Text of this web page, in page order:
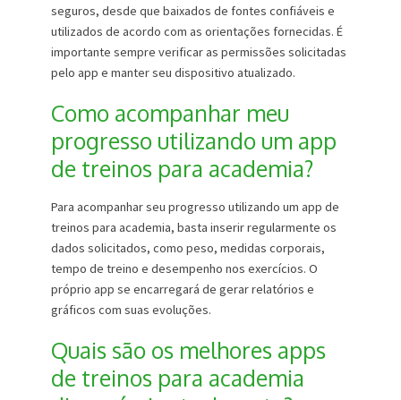
seguros, desde que baixados de fontes confiáveis e
utilizados de acordo com as orientações fornecidas. É
importante sempre verificar as permissões solicitadas
pelo app e manter seu dispositivo atualizado.
Como acompanhar meu
progresso utilizando um app
de treinos para academia?
Para acompanhar seu progresso utilizando um app de
treinos para academia, basta inserir regularmente os
dados solicitados, como peso, medidas corporais,
tempo de treino e desempenho nos exercícios. O
próprio app se encarregará de gerar relatórios e
gráficos com suas evoluções.
Quais são os melhores apps
de treinos para academia